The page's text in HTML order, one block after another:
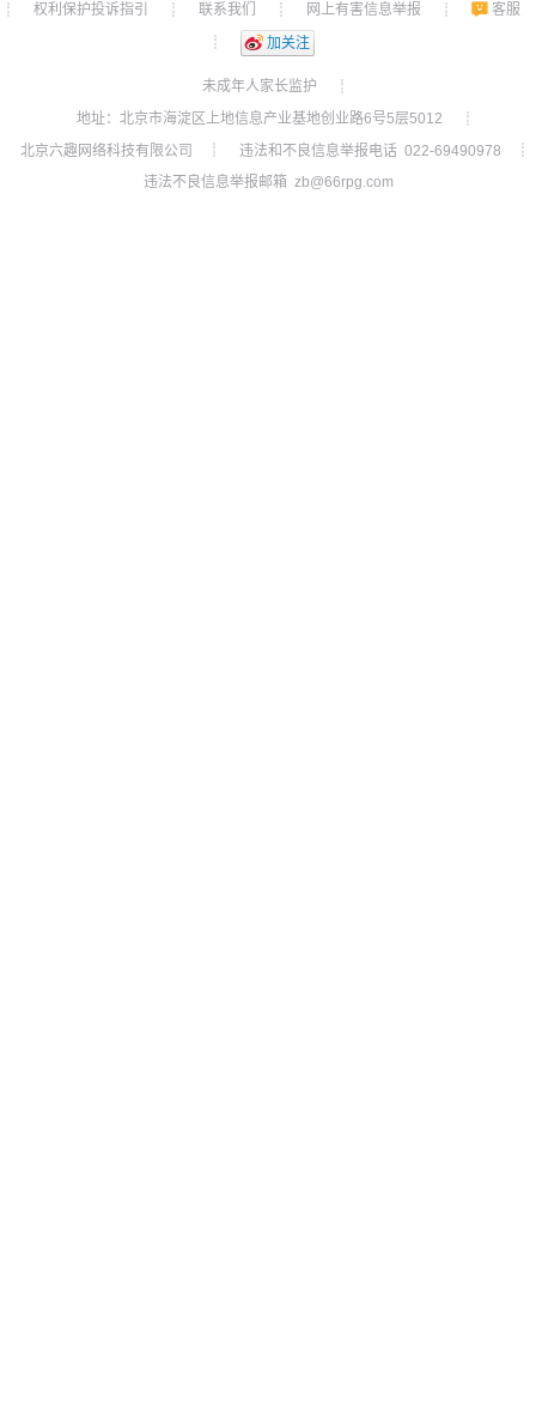
┊
权利保护投诉指引 ┊ 联系我们 ┊ 网上有害信息举报 ┊
客服
┊
加关注
未成年人家长监护
┊
地址：北京市海淀区上地信息产业基地创业路6号5层5012
┊
北京六趣网络科技有限公司
┊ 违法和不良信息举报电话 022-69490978
┊
违法不良信息举报邮箱 zb@66rpg.com